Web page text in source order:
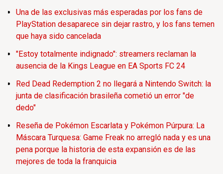
Una de las exclusivas más esperadas por los fans de
PlayStation desaparece sin dejar rastro, y los fans temen
que haya sido cancelada
"Estoy totalmente indignado": streamers reclaman la
ausencia de la Kings League en EA Sports FC 24
Red Dead Redemption 2 no llegará a Nintendo Switch: la
junta de clasificación brasileña cometió un error "de
dedo"
Reseña de Pokémon Escarlata y Pokémon Púrpura: La
Máscara Turquesa: Game Freak no arregló nada y es una
pena porque la historia de esta expansión es de las
mejores de toda la franquicia